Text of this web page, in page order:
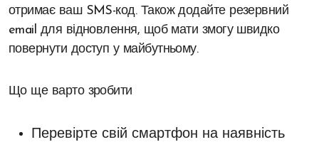
отримає ваш SMS-код. Також додайте резервний
email для відновлення, щоб мати змогу швидко
повернути доступ у майбутньому.
Що ще варто зробити
Перевірте свій смартфон на наявність